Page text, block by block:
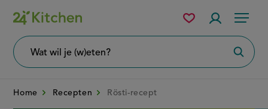
Overslaan
en
naar
Menu
wil
Mijn
bewaarde
Home Recepten Rösti-recept